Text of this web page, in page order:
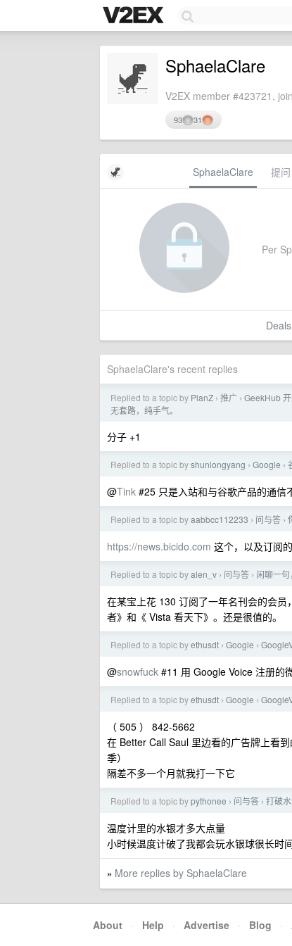
SphaelaClare
V2EX member #423721,
93 31
SphaelaClare 提问
Per
Deals
SphaelaClare's recent replies
Replied to a topic by PlanZ › 推广 › GeekHub
无套路，纯手气。
分子 +1
Replied to a topic byshunlongyang › Google ›
@Tink #25 只是入站和与谷歌产品的通信
Replied to a topic byaabbcc112233 › 问与答 ›
https://news.bicido.com 这个，以及订阅
Replied to a topic byalen_v › 问与答 › 闲聊一
在某宝上花 130 订阅了一年名刊会的会
者》和《 Vista 看天下》。还是很值的。
Replied to a topic byethusdt › Google ›
@snowfuck #11 用 Google Voice 注册的
Replied to a topic byethusdt › Google ›
（ 505 ） 842-5662
在 Better Call Saul 里边看的广告牌上看
季）
隔差不多一个月就我打一下它
Replied to a topic bypythonee › 问与答 › 打破
温度计里的水银才多大点量
小时候温度计破了我都会玩水银球很长时
» More replies by SphaelaClare
About · Help · Advertise · Blog ·